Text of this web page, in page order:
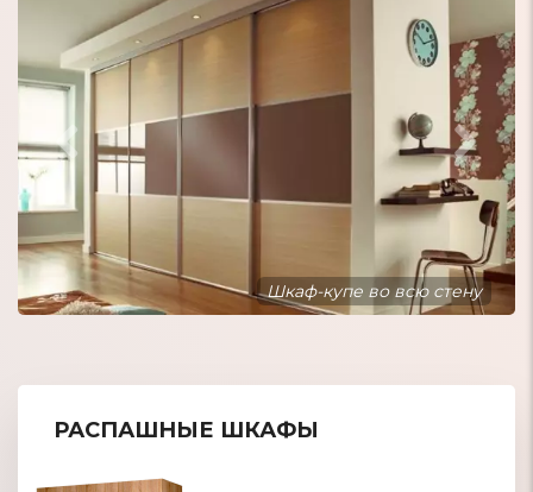
Шкаф-купе встроенный в нишу
РАСПАШНЫЕ ШКАФЫ